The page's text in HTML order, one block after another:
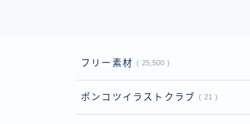
フリー素材 25,500
ポンコツイラストクラブ 21